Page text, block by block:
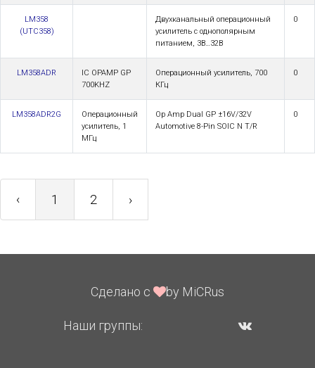
LM358
(UTC358)
Двухканальный операционный
усилитель с однополярным
питанием, 3В…32В
0
LM358ADR
IC OPAMP GP
700KHZ
Операционный усилитель, 700
КГц
0
LM358ADR2G
Операционный
усилитель, 1
МГц
Op Amp Dual GP ±16V/32V
Automotive 8-Pin SOIC N T/R
0
‹ 1 2 ›
Сделано с by MiCRus
Наши группы: